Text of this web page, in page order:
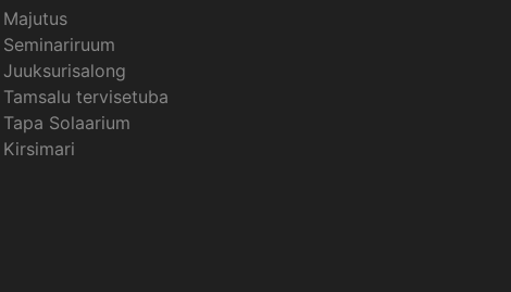
Majutus
Seminariruum
Juuksurisalong
Tamsalu tervisetuba
Tapa Solaarium
Kirsimari